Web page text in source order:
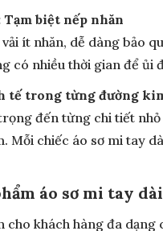
biệt nếp nhăn
ít nhăn, dễ dàng bảo
có nhiều thời gian để ủi
tế trong từng đường
đến từng chi tiết
Mỗi chiếc áo sơ mi tay
áo sơ mi tay
cho khách hàng đa